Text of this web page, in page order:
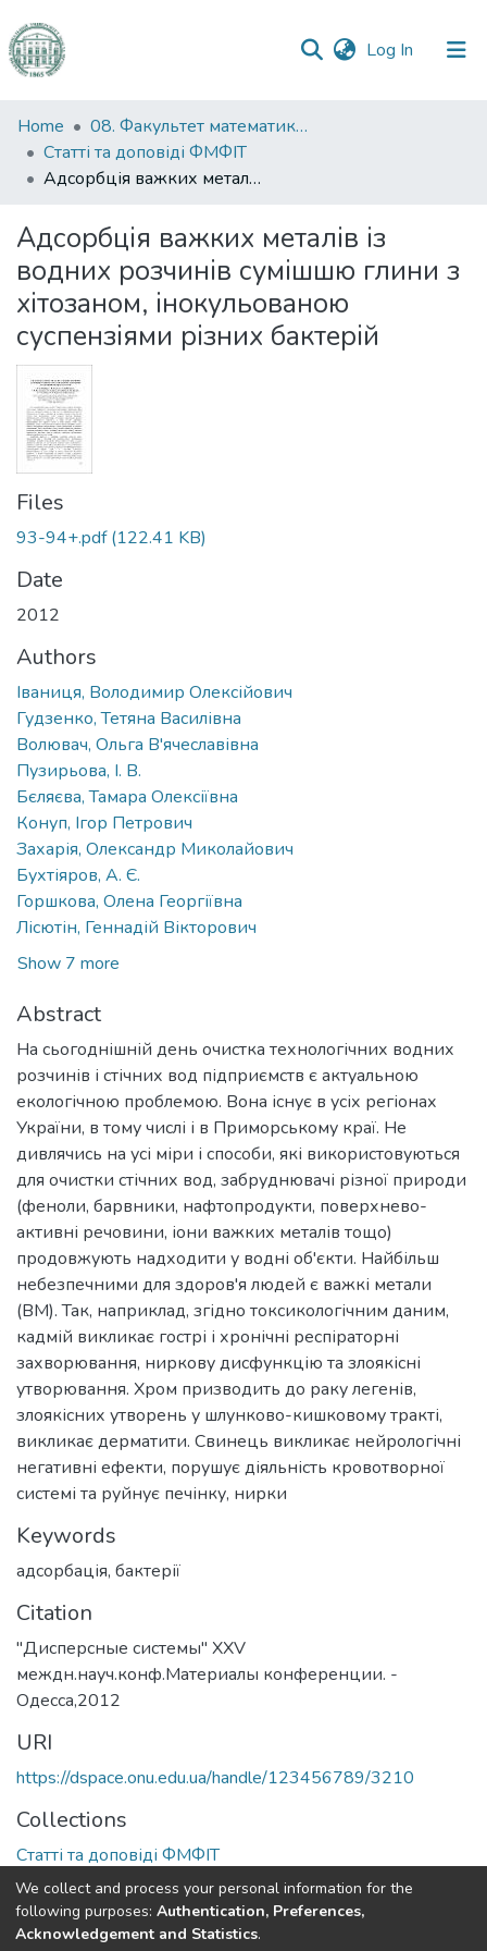
Log In (current)
Communities
&
Collections
Statistics
Home
08. Факультет математики, фізики та інформаційних технологій
Статті та доповіді ФМФІТ
Адсорбція важких металів із водних розчинів сумішшю глини з хітозаном, інокульованою суспензіями різних бактерій
Адсорбція важких металів із
водних розчинів сумішшю глини з
хітозаном, інокульованою
суспензіями різних бактерій
Files
93-94+.pdf(122.41 KB)
Date
2012
Authors
Іваниця, Володимир Олексійович
Гудзенко, Тетяна Василівна
Волювач, Ольга В'ячеславівна
Пузирьова, І. В.
Бєляєва, Тамара Олексіївна
Конуп, Ігор Петрович
Захарія, Олександр Миколайович
Бухтіяров, А. Є.
Горшкова, Олена Георгіївна
Лісютін, Геннадій Вікторович
Show 7 more
Abstract
На сьогоднішній день очистка технологічних водних
розчинів і стічних вод підприємств є актуальною
екологічною проблемою. Вона існує в усіх регіонах
України, в тому числі і в Приморському краї. Не
дивлячись на усі міри і способи, які використовуються
для очистки стічних вод, забруднювачі різної природи
(феноли, барвники, нафтопродукти, поверхнево-
активні речовини, іони важких металів тощо)
продовжують надходити у водні об'єкти. Найбільш
небезпечними для здоров'я людей є важкі метали
(ВМ). Так, наприклад, згідно токсикологічним даним,
кадмій викликає гострі і хронічні респіраторні
захворювання, ниркову дисфункцію та злоякісні
утворювання. Хром призводить до раку легенів,
злоякісних утворень у шлунково-кишковому тракті,
викликає дерматити. Свинець викликає нейрологічні
негативні ефекти, порушує діяльність кровотворної
системі та руйнує печінку, нирки
Keywords
адсорбація, бактерії
Citation
"Дисперсные системы" XXV
междн.науч.конф.Материалы конференции. -
Одесса,2012
URI
https://dspace.onu.edu.ua/handle/123456789/3210
Collections
Статті та доповіді ФМФІТ
Full item page
We collect and process your personal information for the
following purposes: Authentication, Preferences,
Acknowledgement and Statistics.